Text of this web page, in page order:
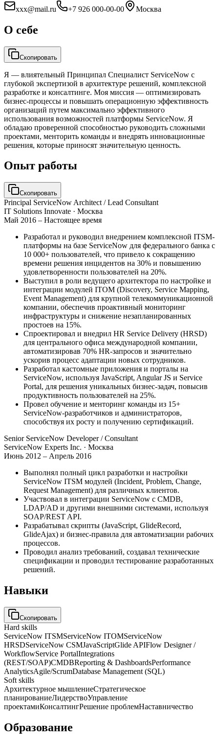
xxx@mail.ru
+7 926 000-00-00 Москва
О себе
Скопировать
Я — влиятельный Принципал Специалист ServiceNow с
глубокой экспертизой в архитектуре решений, комплексной
разработке и консалтинге. Моя миссия — оптимизировать
бизнес-процессы и повышать операционную эффективность
организаций путем максимально эффективного
использования возможностей платформы ServiceNow. Я
обладаю проверенной способностью руководить сложными
проектами, менторить команды и внедрять инновационные
решения, которые приносят значительную ценность.
Опыт работы
Скопировать
Principal ServiceNow Architect / Lead Consultant
IT Solutions Innovate · Москва
Май 2016 – Настоящее время
Разработал и руководил внедрением комплексной ITSM-
платформы на базе ServiceNow для федерального банка с
10 000+ пользователей, что привело к сокращению
времени решения инцидентов на 30% и повышению
удовлетворенности пользователей на 20%.
Выступил в роли ведущего архитектора по настройке и
интеграции модулей ITOM (Discovery, Service Mapping,
Event Management) для крупной телекоммуникационной
компании, обеспечив проактивный мониторинг
инфраструктуры и снижение незапланированных
простоев на 15%.
Спроектировал и внедрил HR Service Delivery (HRSD)
для центрального офиса международной компании,
автоматизировав 70% HR-запросов и значительно
ускорив процесс адаптации новых сотрудников.
Разработал кастомные приложения и порталы на
ServiceNow, используя JavaScript, Angular JS и Service
Portal, для решения уникальных бизнес-задач, повысив
продуктивность пользователей на 25%.
Провел обучение и менторинг команды из 15+
ServiceNow-разработчиков и администраторов,
способствуя их росту и получению сертификаций.
Senior ServiceNow Developer / Consultant
ServiceNow Experts Inc. · Москва
Июнь 2012 – Апрель 2016
Выполнял полный цикл разработки и настройки
ServiceNow ITSM модулей (Incident, Problem, Change,
Request Management) для различных клиентов.
Участвовал в интеграции ServiceNow с CMDB,
LDAP/AD и другими внешними системами, используя
SOAP/REST API.
Разрабатывал скрипты (JavaScript, GlideRecord,
GlideAjax) и бизнес-правила для автоматизации рабочих
процессов.
Проводил анализ требований, создавал технические
спецификации и проводил тестирование разработанных
решений.
Навыки
Скопировать
Hard skills
ServiceNow ITSMServiceNow ITOMServiceNow
HRSDServiceNow CSMJavaScriptGlide APIFlow Designer /
WorkflowService PortalIntegrations
(REST/SOAP)CMDBReporting & DashboardsPerformance
AnalyticsAgile/ScrumDatabase Management (SQL)
Soft skills
Архитектурное мышлениеСтратегическое
планированиеЛидерствоУправление
проектамиКонсалтингРешение проблемНаставничество
Образование